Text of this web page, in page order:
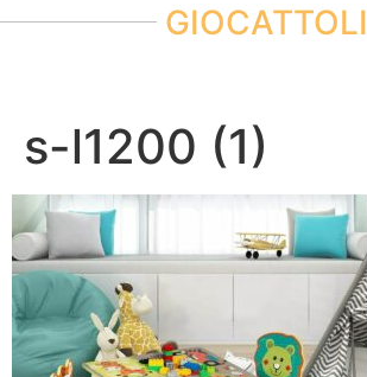
GIOCATTOLI
s-l1200 (1)